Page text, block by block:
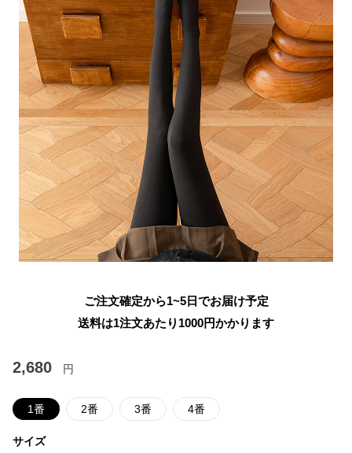
ご注文確定から1~5日でお届け予定
送料は1注文あたり 1000円かかります
2,680 円
1番 2番 3番 4番
サイズ